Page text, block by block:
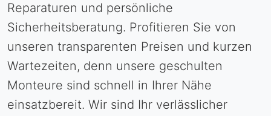
Reparaturen und persönliche
Sicherheitsberatung. Profitieren Sie von
unseren transparenten Preisen und kurzen
Wartezeiten, denn unsere geschulten
Monteure sind schnell in Ihrer Nähe
einsatzbereit. Wir sind Ihr verlässlicher